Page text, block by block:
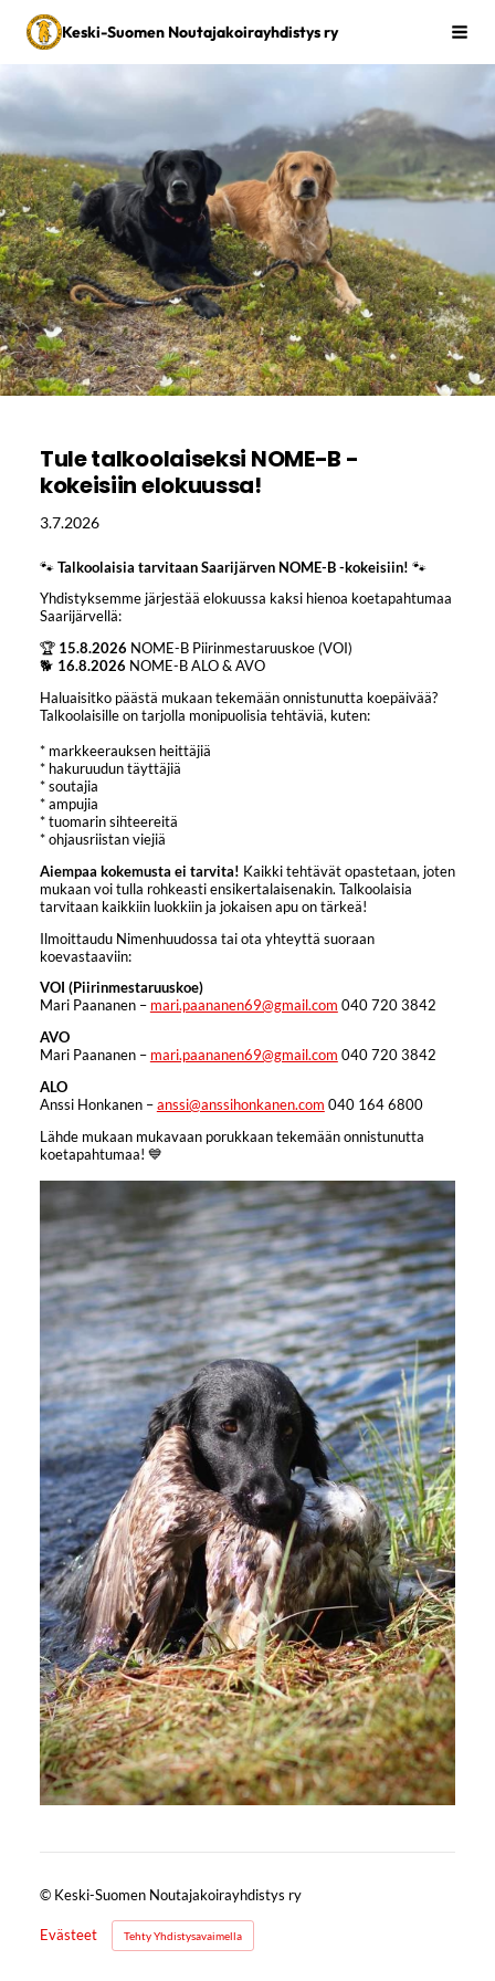
Siirry
sivun
sisältöön
Keski-Suomen Noutajakoirayhdistys ry
Tule talkoolaiseksi NOME-B -
kokeisiin elokuussa!
3.7.2026
🐾Talkoolaisia tarvitaan Saarijärven NOME-B -kokeisiin! 🐾
Yhdistyksemme järjestää elokuussa kaksi hienoa koetapahtumaa
Saarijärvellä:
🏆 15.8.2026 NOME-B Piirinmestaruuskoe (VOI)
🐕 16.8.2026 NOME-B ALO & AVO
Haluaisitko päästä mukaan tekemään onnistunutta koepäivää?
Talkoolaisille on tarjolla monipuolisia tehtäviä, kuten:
* markkeerauksen heittäjiä
* hakuruudun täyttäjiä
* soutajia
* ampujia
* tuomarin sihteereitä
* ohjausriistan viejiä
Aiempaa kokemusta ei tarvita! Kaikki tehtävät opastetaan, joten
mukaan voi tulla rohkeasti ensikertalaisenakin. Talkoolaisia
tarvitaan kaikkiin luokkiin ja jokaisen apu on tärkeä!
Ilmoittaudu Nimenhuudossa tai ota yhteyttä suoraan
koevastaaviin:
VOI (Piirinmestaruuskoe)
Mari Paananen – mari.paananen69@gmail.com 040 720 3842
AVO
Mari Paananen – mari.paananen69@gmail.com 040 720 3842
ALO
Anssi Honkanen –anssi@anssihonkanen.com 040 164 6800
Lähde mukaan mukavaan porukkaan tekemään onnistunutta
koetapahtumaa! 💙
© Keski-Suomen Noutajakoirayhdistys ry
Evästeet Tehty Yhdistysavaimella